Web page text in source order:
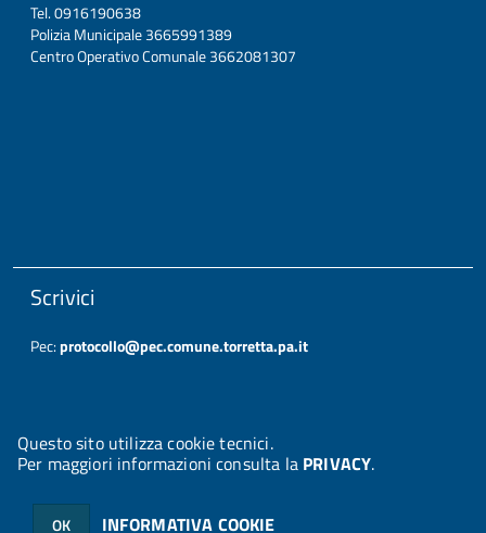
Questo sito utilizza cookie tecnici.
Per maggiori informazioni consulta la PRIVACY.
OK INFORMATIVA COOKIE
Tel. 0916190638
Polizia Municipale 3665991389
Centro Operativo Comunale 3662081307
Scrivici
Pec:protocollo@pec.comune.torretta.pa.it